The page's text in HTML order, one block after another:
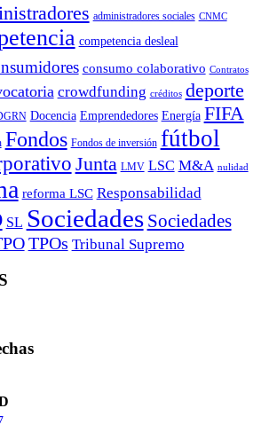
administradores sociales CNMC
competencia desleal
consumo colaborativo Contratos
crowdfunding créditos deporte
Docencia Emprendedores Energía FIFA
Fondos Fondos de inversión fútbol
Junta LMV LSC M&A nulidad
reforma LSC Responsabilidad
SL Sociedades Sociedades
TPOs Tribunal Supremo